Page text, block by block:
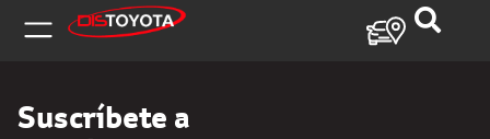
Suscríbete a